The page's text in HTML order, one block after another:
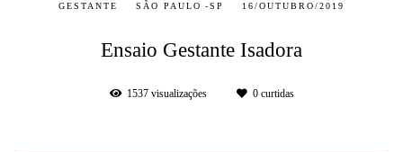
GESTANTE SÃO PAULO -SP 16/OUTUBRO/2019
Ensaio Gestante Isadora
1537visualizações 0curtidas